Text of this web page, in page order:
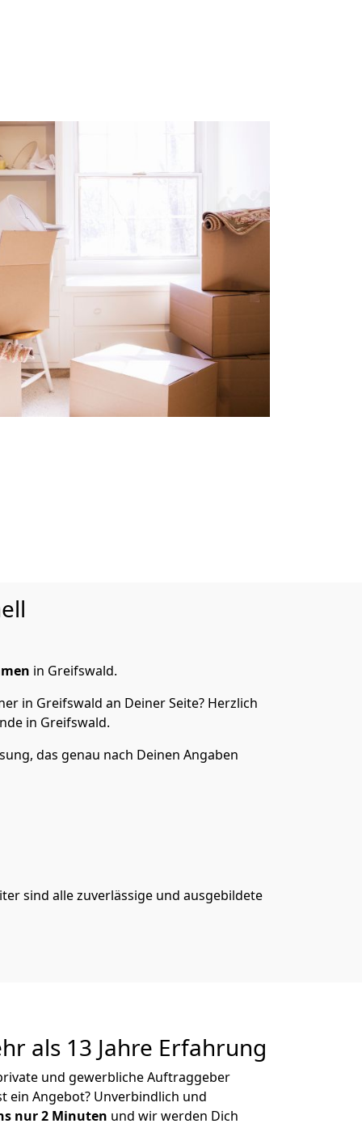
in Greifswald.
in Greifswald an Deiner Seite? Herzlich
in Greifswald.
das genau nach Deinen Angaben
sind alle zuverlässige und ausgebildete
als 13 Jahre Erfahrung
und gewerbliche Auftraggeber
ein Angebot? Unverbindlich und
nur 2 Minuten und wir werden Dich